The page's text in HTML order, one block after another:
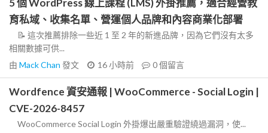
5 個 WordPress 線上課程 (LMS) 外掛推薦，適合經營教
育私域、收集名單、營運個人品牌和內容商業化部署
📝 這次推薦排除一些近 1 至 2 年的新進品牌，因為它們沒有太多
相關數據可供...
由 Mack Chan 發文 16 小時前 0個留言
Wordfence 資安通報 | WooCommerce - Social Login |
CVE-2026-8457
WooCommerce Social Login 外掛爆出嚴重驗證繞過漏洞，使...